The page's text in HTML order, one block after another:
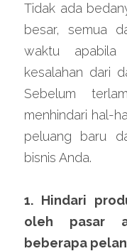
Tidak ada
besar, semua
waktu apabila
kesalahan dari
Sebelum
menhindari hal-
peluang baru
bisnis Anda.
1. Hindari
oleh pasar
beberapa